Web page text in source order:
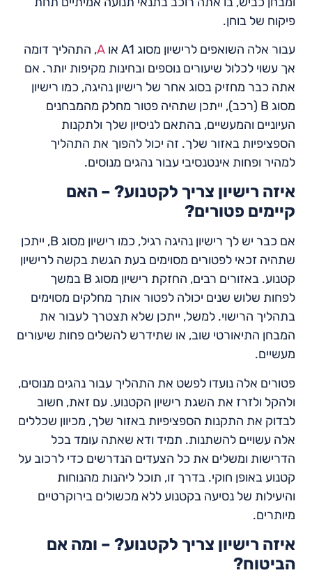
פיקוח של בוחן.
עבור אלה השואפים לרישיון מסוג A1 או
A, התהליך דומה
אך עשוי לכלול שיעורים נוספים ובחינות מקיפות יותר. אם
אתה כבר מחזיק בסוג אחר של רישיון נהיגה, כמו רישיון
מסוג B (רכב), ייתכן שתהיה פטור מחלק מהמבחנים
העיוניים והמעשיים, בהתאם לניסיון שלך ולתקנות
הספציפיות באזור שלך. זה יכול להפוך את התהליך
למהיר ופחות אינטנסיבי עבור נהגים מנוסים.
איזה רישיון צריך לקטנוע? – האם
קיימים פטורים?
אם כבר יש לך רישיון נהיגה רגיל, כמו רישיון מסוג B, ייתכן
שתהיה זכאי לפטורים מסוימים בעת הגשת בקשה לרישיון
קטנוע. באזורים רבים, החזקת רישיון מסוג B במשך
לפחות שלוש שנים יכולה לפטור אותך מחלקים מסוימים
בתהליך הרישוי. למשל, ייתכן שלא תצטרך לעבור את
המבחן התיאורטי שוב, או שתידרש להשלים פחות שיעורים
מעשיים.
פטורים אלה נועדו לפשט את התהליך עבור נהגים מנוסים,
ולהקל ולזרז את השגת רישיון הקטנוע. עם זאת, חשוב
לבדוק את התקנות הספציפיות באזור שלך, מכיוון שכללים
אלה עשויים להשתנות. תמיד ודא שאתה עומד בכל
הדרישות ומשלים את כל הצעדים הנדרשים כדי לרכוב על
קטנוע באופן חוקי. בדרך זו, תוכל ליהנות מהנוחות
והיעילות של נסיעה בקטנוע ללא מכשולים בירוקרטיים
מיותרים.
איזה רישיון צריך לקטנוע? – ומה אם
הביטוח?